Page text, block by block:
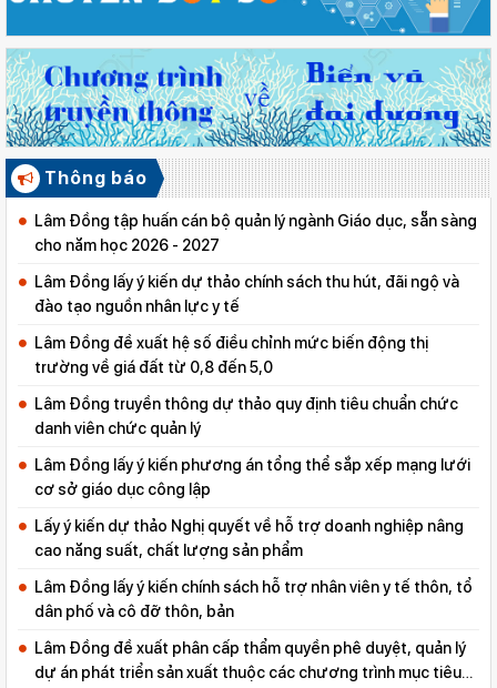
Thông báo
Lâm Đồng tập huấn cán bộ quản lý ngành Giáo dục, sẵn sàng
cho năm học 2026 - 2027
Lâm Đồng lấy ý kiến dự thảo chính sách thu hút, đãi ngộ và
đào tạo nguồn nhân lực y tế
Lâm Đồng đề xuất hệ số điều chỉnh mức biến động thị
trường về giá đất từ 0,8 đến 5,0
Lâm Đồng truyền thông dự thảo quy định tiêu chuẩn chức
danh viên chức quản lý
Lâm Đồng lấy ý kiến phương án tổng thể sắp xếp mạng lưới
cơ sở giáo dục công lập
Lấy ý kiến dự thảo Nghị quyết về hỗ trợ doanh nghiệp nâng
cao năng suất, chất lượng sản phẩm
Lâm Đồng lấy ý kiến chính sách hỗ trợ nhân viên y tế thôn, tổ
dân phố và cô đỡ thôn, bản
Lâm Đồng đề xuất phân cấp thẩm quyền phê duyệt, quản lý
dự án phát triển sản xuất thuộc các chương trình mục tiêu